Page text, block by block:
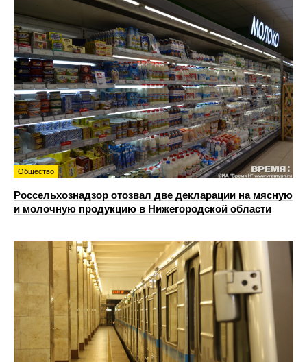
Общество
Россельхознадзор отозвал две декларации на мясную
и молочную продукцию в Нижегородской области